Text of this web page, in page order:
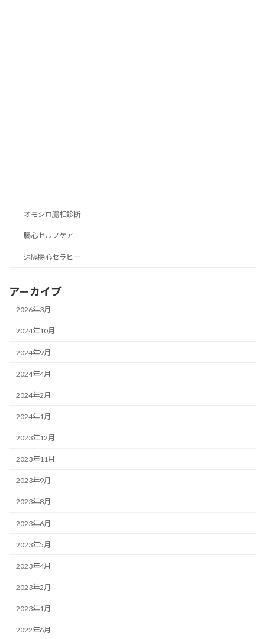
オモシロ腸相診断
腸心セルフケア
遠隔腸心セラピー
アーカイブ
2026年3月
2024年10月
2024年9月
2024年4月
2024年2月
2024年1月
2023年12月
2023年11月
2023年9月
2023年8月
2023年6月
2023年5月
2023年4月
2023年2月
2023年1月
2022年6月